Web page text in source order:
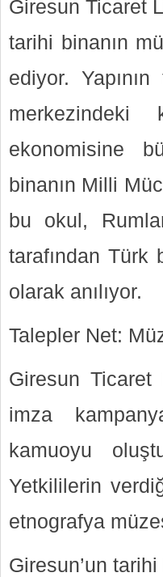
Giresun Ticaret
tarihi binanın
ediyor.
ekonomisine
binanın Milli
bu okul,
tarafından Türk
olarak anılıyor.
Talepler Net:
Giresun Ticaret
imza
kamuoyu
Yetkililerin
etnografya
Giresun’un